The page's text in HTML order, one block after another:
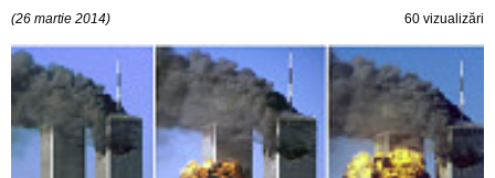
(26 martie 2014) 60 vizualizări